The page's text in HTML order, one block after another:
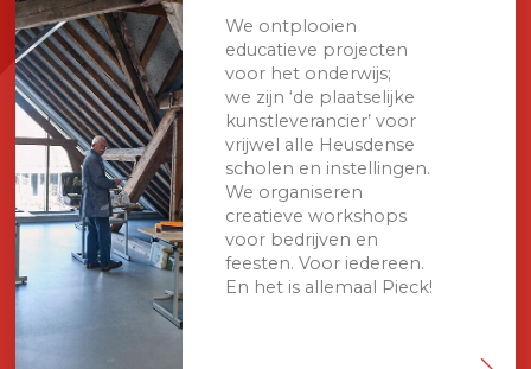
We ontplooien
educatieve projecten
voor het onderwijs;
we zijn ‘de plaatselijke
kunstleverancier’ voor
vrijwel alle Heusdense
scholen en instellingen.
We organiseren
creatieve workshops
voor bedrijven en
feesten. Voor iedereen.
En het is allemaal Pieck!